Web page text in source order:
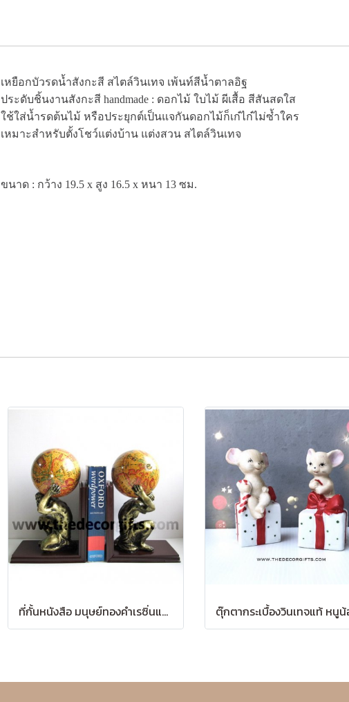
เหยือกบัวรดน้ำสังกะสี สไตล์วินเทจ เพ้นท์สีน้ำตาลอิฐ
ประดับชิ้นงานสังกะสี handmade : ดอกไม้ ใบไม้ ผีเสื้อ สีสันสดใส
ใช้ใส่น้ำรดต้นไม้ หรือประยุกต์เป็นแจกันดอกไม้ก็เก๋ไก๋ไม่ซ้ำใคร
เหมาะสำหรับตั้งโชว์แต่งบ้าน แต่งสวน สไตล์วินเทจ
ขนาด : กว้าง 19.5 x สูง 16.5 x หนา 13 ซม.
ที่กั้นหนังสือ มนุษย์ทองคำเรซิ่นแบกลูกโลก สไตล์โรมันคลาสสิก